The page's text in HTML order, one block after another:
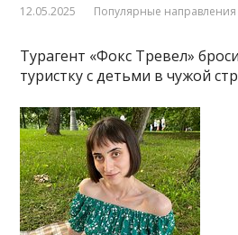
12.05.2025 Популярные направления
Турагент «Фокс Тревел»
туристку с детьми в чужой